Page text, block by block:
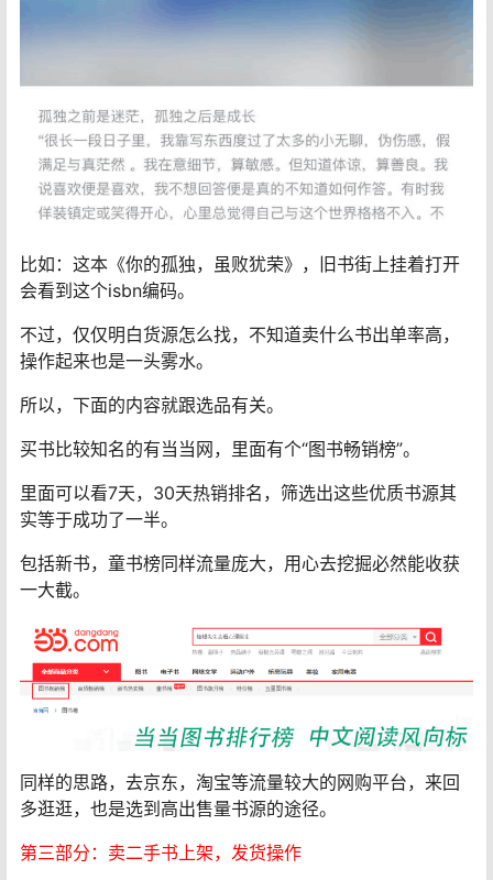
比如：这本《你的孤独，虽败犹荣》，旧书街上挂着打开
会看到这个isbn编码。
不过，仅仅明白货源怎么找，不知道卖什么书出单率高，
操作起来也是一头雾水。
所以，下面的内容就跟选品有关。
买书比较知名的有当当网，里面有个“图书畅销榜”。
里面可以看7天，30天热销排名，筛选出这些优质书源其
实等于成功了一半。
包括新书，童书榜同样流量庞大，用心去挖掘必然能收获
一大截。
同样的思路，去京东，淘宝等流量较大的网购平台，来回
多逛逛，也是选到高出售量书源的途径。
第三部分：卖二手书上架，发货操作